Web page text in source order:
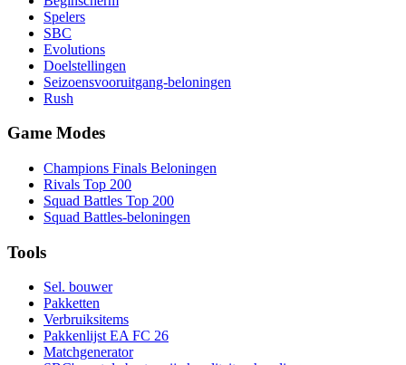
Spelers
SBC
Evolutions
Doelstellingen
Seizoensvooruitgang-beloningen
Rush
Game Modes
Champions Finals Beloningen
Rivals Top 200
Squad Battles Top 200
Squad Battles-beloningen
Tools
Sel. bouwer
Pakketten
Verbruiksitems
Pakkenlijst EA FC 26
Matchgenerator